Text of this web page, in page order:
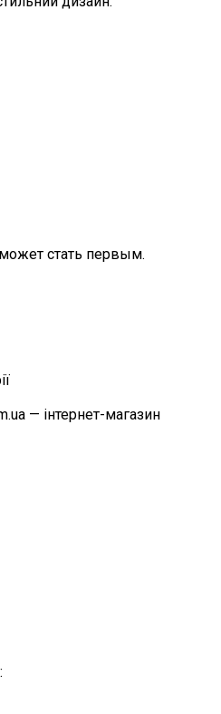
стать первым.
— інтернет-магазин